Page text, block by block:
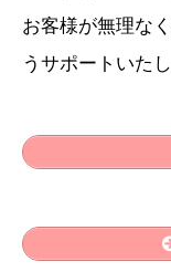
お客様が無理な
うサポートいたし